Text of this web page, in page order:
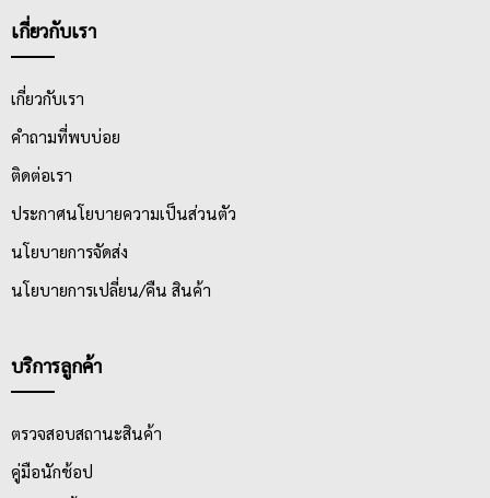
เกี่ยวกับเรา
เกี่ยวกับเรา
คำถามที่พบบ่อย
ติดต่อเรา
ประกาศนโยบายความเป็นส่วนตัว
นโยบายการจัดส่ง
นโยบายการเปลี่ยน/คืน สินค้า
บริการลูกค้า
ตรวจสอบสถานะสินค้า
คู่มือนักช้อป